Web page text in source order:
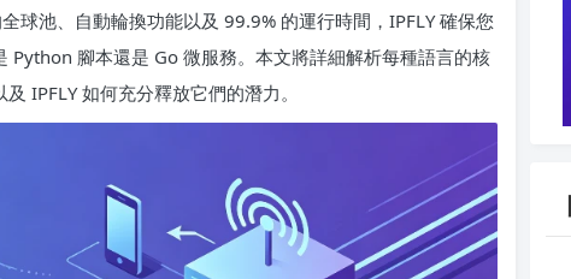
球池、自動輪換功能以及 99.9% 的運行時間，IPFLY 確保您
腳本還是 Go 微服務。本文將詳細解析每種語言的核
IPFLY 如何充分釋放它們的潛力。